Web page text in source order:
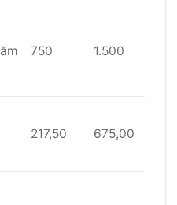
750 1.500
217,50 675,00